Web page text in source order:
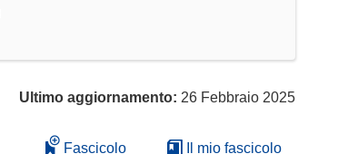
Ultimo aggiornamento: 26 Febbraio 2025
Fascicolo Il mio fascicolo